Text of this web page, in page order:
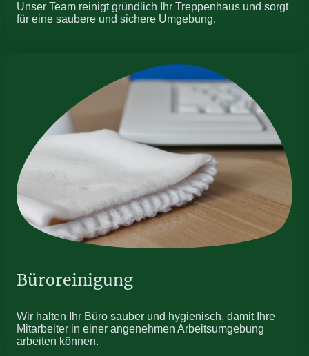
Unser Team reinigt gründlich Ihr Treppenhaus und sorgt
für eine saubere und sichere Umgebung.
Büroreinigung
Wir halten Ihr Büro sauber und hygienisch, damit Ihre
Mitarbeiter in einer angenehmen Arbeitsumgebung
arbeiten können.